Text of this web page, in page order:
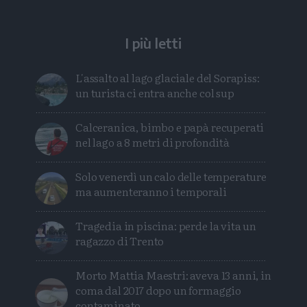
I più letti
L'assalto al lago glaciale del Sorapiss:
un turista ci entra anche col sup
Calceranica, bimbo e papà recuperati
nel lago a 8 metri di profondità
Solo venerdì un calo delle temperature
ma aumenteranno i temporali
Tragedia in piscina: perde la vita un
ragazzo di Trento
Morto Mattia Maestri: aveva 13 anni, in
coma dal 2017 dopo un formaggio